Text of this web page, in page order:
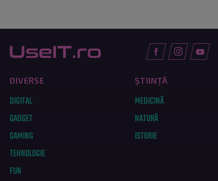
DIVERSE
DIGITAL
GADGET
GAMING
TEHNOLOGIE
FUN
ȘTIINȚĂ
MEDICINĂ
NATURĂ
ISTORIE